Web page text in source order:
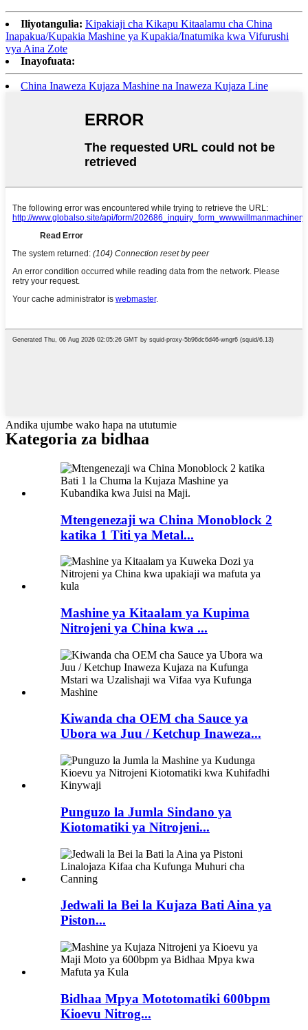
Iliyotangulia: Kipakiaji cha Kikapu Kitaalamu cha China
Inapakua/Kupakia Mashine ya Kupakia/Inatumika kwa Vifurushi
vya Aina Zote
Inayofuata:
China Inaweza Kujaza Mashine na Inaweza Kujaza Line
Andika ujumbe wako hapa na ututumie
Kategoria za bidhaa
Mtengenezaji wa China Monoblock 2
katika 1 Titi ya Metal...
Mashine ya Kitaalam ya Kupima
Nitrojeni ya China kwa ...
Kiwanda cha OEM cha Sauce ya
Ubora wa Juu / Ketchup Inaweza...
Punguzo la Jumla Sindano ya
Kiotomatiki ya Nitrojeni...
Jedwali la Bei la Kujaza Bati Aina ya
Piston...
Bidhaa Mpya Mototomatiki 600bpm
Kioevu Nitrog...